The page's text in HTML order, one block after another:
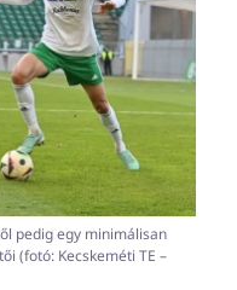
pedig egy minimálisan
(fotó: Kecskeméti TE –